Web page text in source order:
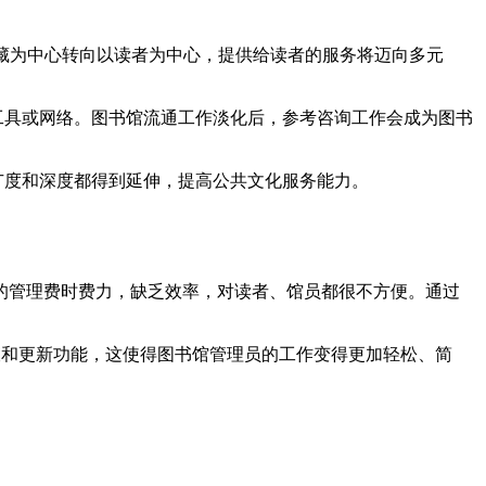
中心转向以读者为中心，提供给读者的服务将迈向多元
或网络。图书馆流通工作淡化后，参考咨询工作会成为图书
和深度都得到延伸，提高公共文化服务能力。
理费时费力，缺乏效率，对读者、馆员都很不方便。通过
更新功能，这使得图书馆管理员的工作变得更加轻松、简